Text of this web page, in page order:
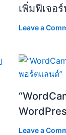
เพิ่มฟีเจอ
Leave a
Leave a